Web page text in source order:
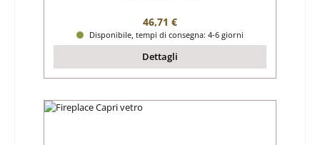
Prezzo normale:
46,71 €
Disponibile, tempi di consegna: 4-6 giorni
Dettagli